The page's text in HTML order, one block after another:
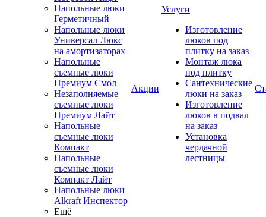
Напольные люки
Герметичный
Напольные люки
Универсал Люкс
на амортизаторах
Напольные
съемные люки
Премиум Смол
Незаполняемые
съемные люки
Премиум Лайт
Напольные
съемные люки
Компакт
Напольные
съемные люки
Компакт Лайт
Напольные люки
Alkraft Инспектор
Ещё
Акции
Услуги
Изготовление
люков под
плитку на заказ
Монтаж люка
под плитку
Сантехнические
люки на заказ
Изготовление
люков в подвал
на заказ
Установка
чердачной
лестницы